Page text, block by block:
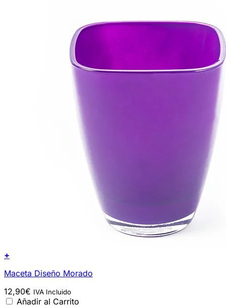
+
Maceta Diseño Morado
12,90€ IVA Incluido
Añadir al Carrito